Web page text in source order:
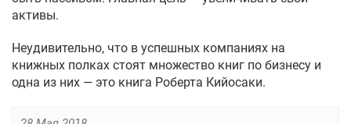
активы.
Неудивительно, что в успешных компаниях на
книжных полках стоят множество книг по бизнесу и
одна из них — это книга Роберта Кийосаки.